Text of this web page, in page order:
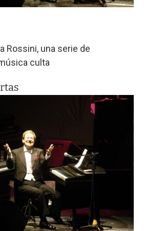
Rossini, una serie de
culta